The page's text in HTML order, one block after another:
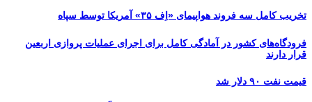
تخریب کامل سه فروند هواپیمای «اِف ۳۵» آمریکا توسط سپاه
فرودگاه‌های کشور در آمادگی کامل برای اجرای عملیات پروازی اربعین
قرار دارند
قیمت نفت ۹۰ دلار شد